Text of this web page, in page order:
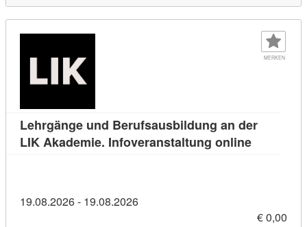
MERKEN
Lehrgänge und Berufsausbildung an der
LIK Akademie. Infoveranstaltung online
19.08.2026 - 19.08.2026
€ 0,00